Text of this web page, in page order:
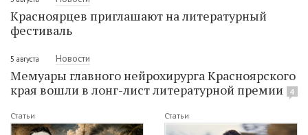
Красноярцев приглашают на литературный
фестиваль
5 августа Новости
Мемуары главного нейрохирурга Красноярского
края вошли в лонг-лист литературной премии
4
Статьи Статьи